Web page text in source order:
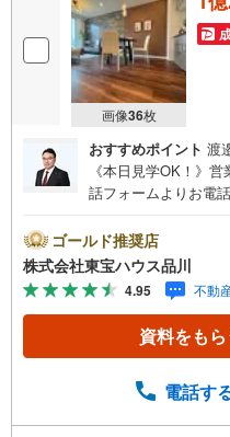
画像36枚
おすすめポイント 渡
《本日見学OK！》
話フォームよりお電
hoo！ 不動産キャン
るとPayPayボーナス
物件ご成約キャンペ
らう」「見学予約を
い。※必ずYahoo！
ayPayボーナスライ
問い合わせも常時受
ゴールド推奨店
株式会社東宝ハウス品川
4.95 不動
資料をもら
電話す